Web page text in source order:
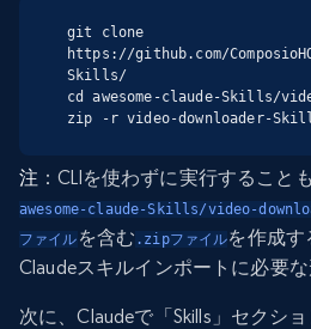
git clone
https://github.com/
Skills/
cd awesome-claude-Skills/
zip -r video-downloader-
注 ：CLIを使わずに実行すること
awesome-claude-Skills/video-
ファイル を含む .zipファイルを作成
Claudeスキルインポートに必要な
次に、Claudeで「Skills」セクシ